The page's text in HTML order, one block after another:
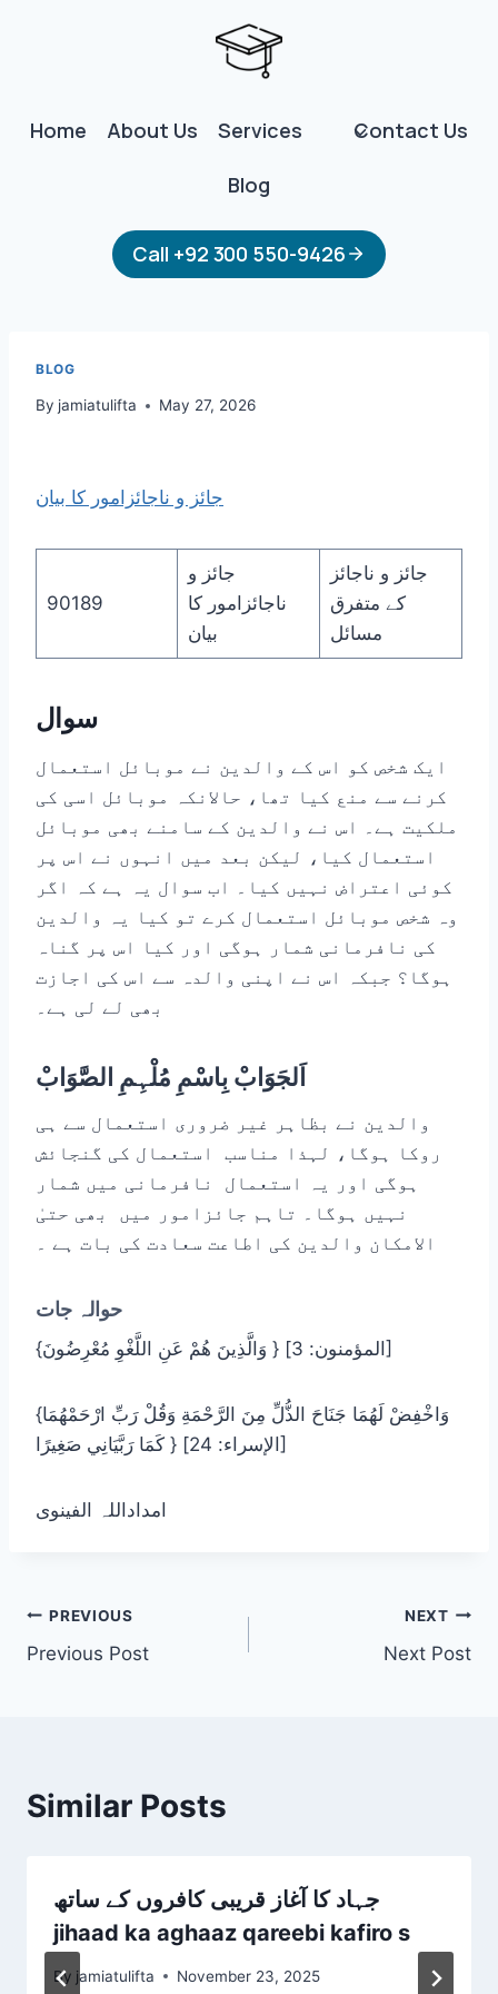
Home About Us Services Contact Us
Blog
Call +92 300 550-9426
BLOG
By jamiatulifta May 27, 2026
جائز و ناجائزامور کا بیان
90189
جائز و
ناجائزامور کا
بیان
جائز و ناجائز
کے متفرق
مسائل
سوال
ایک شخص کو اس کے والدین نے موبائل استعمال
کرنے سے منع کیا تھا، حالانکہ موبائل اسی کی
ملکیت ہے۔ اس نے والدین کے سامنے بھی موبائل
استعمال کیا، لیکن بعد میں انہوں نے اس پر
کوئی اعتراض نہیں کیا۔ اب سوال یہ ہے کہ اگر
وہ شخص موبائل استعمال کرے تو کیا یہ والدین
کی نافرمانی شمار ہوگی اور کیا اس پر گناہ
ہوگا؟ جبکہ اس نے اپنی والدہ سے اس کی اجازت
بھی لے لی ہے۔
اَلجَوَابْ بِاسْمِ مُلْہِمِ الصَّوَابْ
والدین نے بظاہر غیر ضروری استعمال سے ہی
روکا ہوگا، لہذا مناسب استعمال کی گنجائش
ہوگی اور یہ استعمال نافرمانی میں شمار
نہیں ہوگا۔ تاہم جائزامور میں بھی حتیٰ
الامکان والدین کی اطاعت سعادت کی بات ہے ۔
حوالہ جات
{وَالَّذِينَ هُمْ عَنِ اللَّغْوِ مُعْرِضُونَ } [المؤمنون: 3]
{وَاخْفِضْ لَهُمَا جَنَاحَ الذُّلِّ مِنَ الرَّحْمَةِ وَقُلْ رَبِّ ارْحَمْهُمَا
كَمَا رَبَّيَانِي صَغِيرًا } [الإسراء: 24]
امداداللہ الفینوی
Post
navigation
PREVIOUS
Previous Post
NEXT
Next Post
Similar Posts
جہاد کا آغاز قریبی کافروں کے ساتھ
jihaad ka aghaaz qareebi kafiro s
By jamiatulifta November 23, 2025